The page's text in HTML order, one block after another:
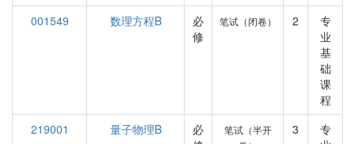
001549
数理方程B
必
修
笔试（闭卷） 2
专
业
基
础
课
程
219001
量子物理B
必
笔试（半开
3
专